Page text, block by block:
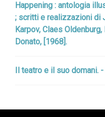
Happening : antologia
; scritti e realizzazioni di
Karpov, Claes
Donato, [1968].
Il teatro e il suo domani.